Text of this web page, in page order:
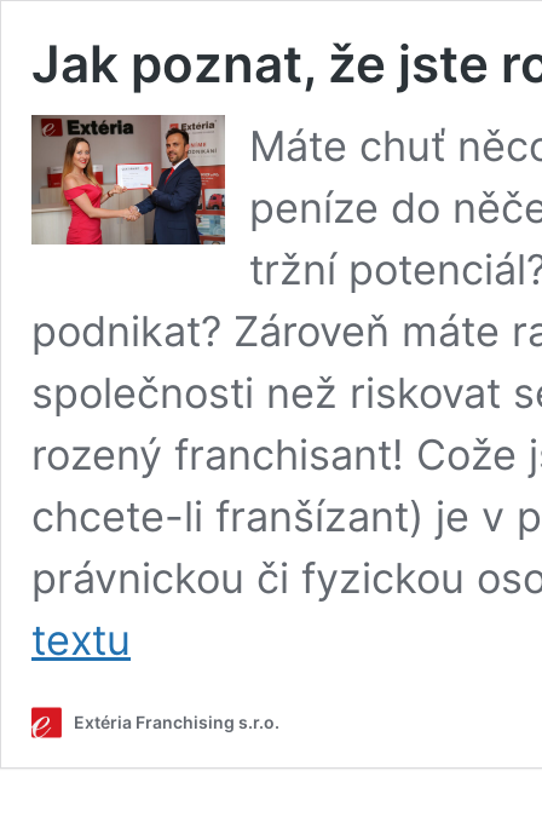
Jak poznat, že jste
Máte chuť
peníze do
tržní
podnikat? Zároveň máte
společnosti než riskovat
rozený franchisant! Cože
chcete-li franšízant) je v
právnickou či fyzickou
textu
rozený
Extéria Franchising s.r.o.